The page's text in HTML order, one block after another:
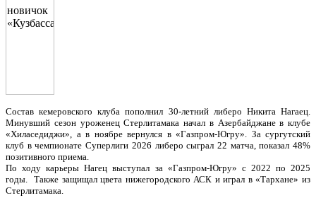
Состав кемеровского клуба пополнил 30-летний либеро Никита Нагаец.
Минувший сезон уроженец Стерлитамака начал в Азербайджане в клубе
«Хиласедиджи», а в ноябре вернулся в «Газпром-Югру». За сургутский
клуб в чемпионате Суперлиги 2026 либеро сыграл 22 матча, показал 48%
позитивного приема.
По ходу карьеры Нагец выступал за «Газпром-Югру» с 2022 по 2025
годы. Также защищал цвета нижегородского АСК и играл в «Тархане» из
Стерлитамака.